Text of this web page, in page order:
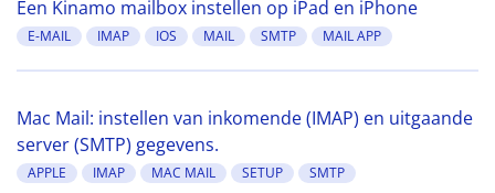
Een Kinamo mailbox instellen op iPad en iPhone
E-MAIL IMAP IOS MAIL SMTP MAIL APP
Mac Mail: instellen van inkomende (IMAP) en uitgaande
server (SMTP) gegevens.
APPLE IMAP MAC MAIL SETUP SMTP